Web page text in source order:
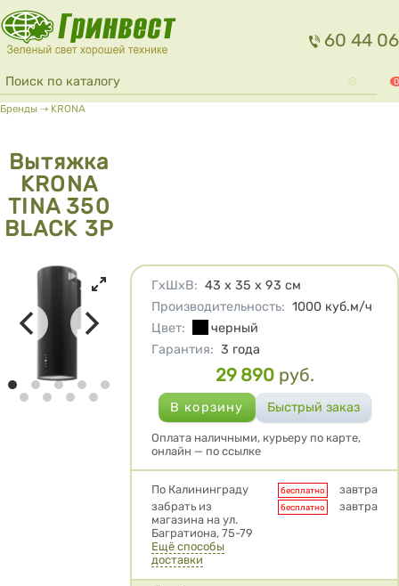
Перейти к основному содержанию
60 44 06
Форма поиска
Поиск 0
Вы здесь
Бренды ⇢ KRONA
Вытяжка
KRONA
TINA 350
BLACK 3P
Характеристики
ГхШхВ: 43 х 35 х 93 см
Производительность: 1000 куб.м/ч
Цвет:
черный
Гарантия: 3 года
Цена
29 890 руб.
Оплата наличными, курьеру по карте,
онлайн — по ссылке
Условия доставки
По Калининграду бесплатно
завтра
забрать из
магазина на ул.
Багратиона, 75-79
бесплатно завтра
Ещё способы
доставки